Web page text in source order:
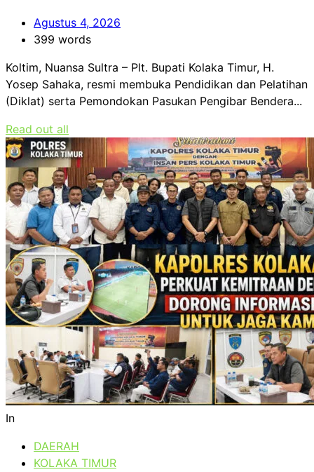
Agustus 4, 2026
399 words
Koltim, Nuansa Sultra – Plt. Bupati Kolaka Timur, H.
Yosep Sahaka, resmi membuka Pendidikan dan Pelatihan
(Diklat) serta Pemondokan Pasukan Pengibar Bendera...
Read out all
In
DAERAH
KOLAKA TIMUR